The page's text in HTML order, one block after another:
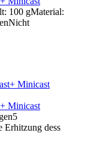
100 gMaterial:
Minicast
Erhitzung dess